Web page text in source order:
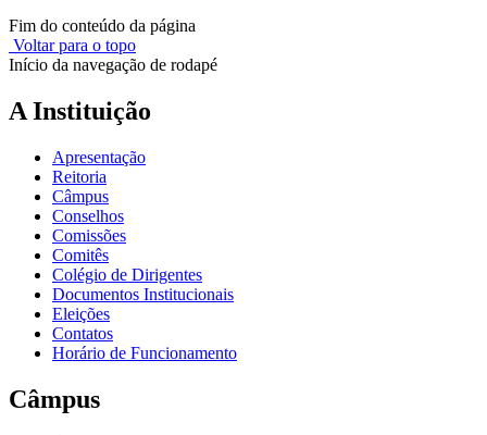
Fim do conteúdo da página
Voltar para o topo
Início da navegação de rodapé
A Instituição
Apresentação
Reitoria
Câmpus
Conselhos
Comissões
Comitês
Colégio de Dirigentes
Documentos Institucionais
Eleições
Contatos
Horário de Funcionamento
Câmpus